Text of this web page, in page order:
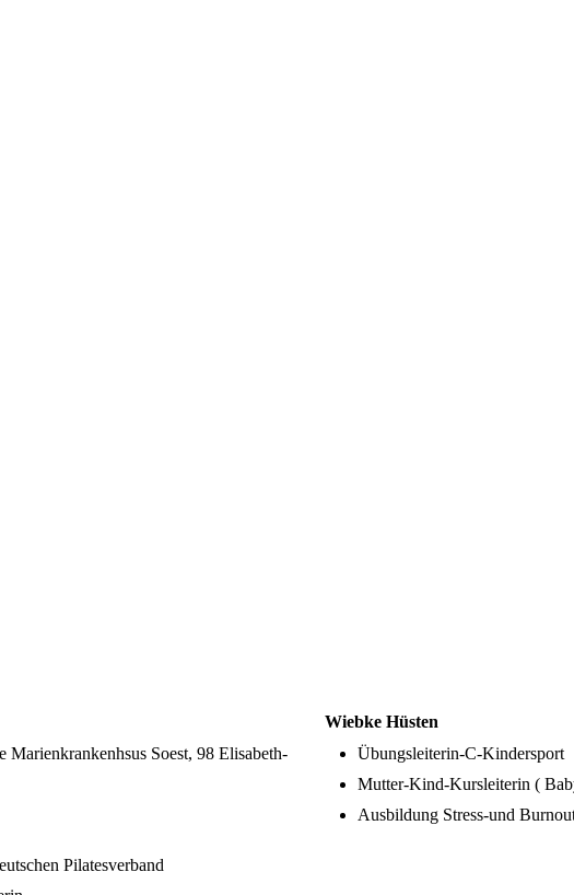
Marienkrankenhsus Soest, 98 Elisabeth-
Pilatesverband
Wiebke Hüsten
Übungsleiterin-C-Kindersport
Mutter-Kind-Kursleiterin (
Ausbildung Stress-und